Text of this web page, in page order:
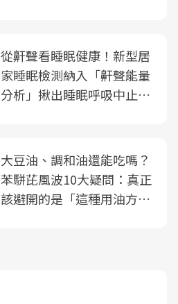
從鼾聲看睡眠健康！新型居
家睡眠檢測納入「鼾聲能量
分析」揪出睡眠呼吸中止症
大豆油、調和油還能吃嗎？
苯駢芘風波10大疑問：真正
該避開的是「這種用油方